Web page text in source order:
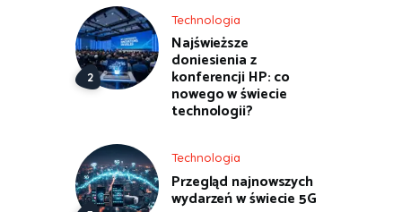
Technologia
Najświeższe
doniesienia z
konferencji HP: co
nowego w świecie
technologii?
Technologia
Przegląd najnowszych
wydarzeń w świecie 5G